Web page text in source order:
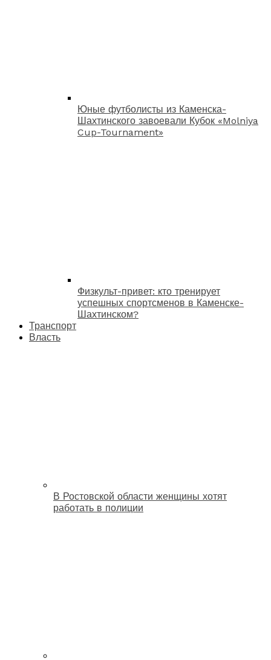
Юные футболисты из Каменска-
Шахтинского завоевали Кубок «Molniya
Cup-Tournament»
Физкульт-привет: кто тренирует
успешных спортсменов в Каменске-
Шахтинском?
Транспорт
Власть
В Ростовской области женщины хотят
работать в полиции